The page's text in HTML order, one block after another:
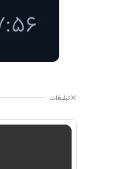
تبلیغات